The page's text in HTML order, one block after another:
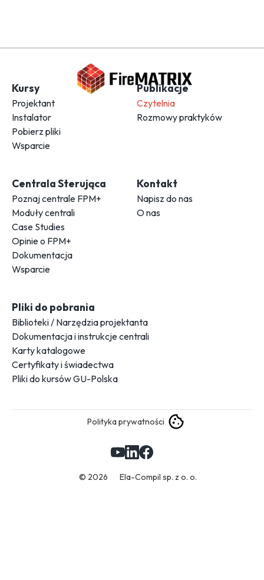
Kursy
Projektant
Instalator
Pobierz pliki
Wsparcie
Publikacje
Czytelnia
Rozmowy praktyków
Centrala Sterująca
Poznaj centrale FPM+
Moduły centrali
Case Studies
Opinie o FPM+
Dokumentacja
Wsparcie
Pliki do pobrania
Biblioteki / Narzędzia projektanta
Dokumentacja i instrukcje centrali
Karty katalogowe
Certyfikaty i świadectwa
Pliki do kursów GU-Polska
Kontakt
Napisz do nas
O nas
Polityka prywatności
© 2026 Ela-Compil sp. z o. o.